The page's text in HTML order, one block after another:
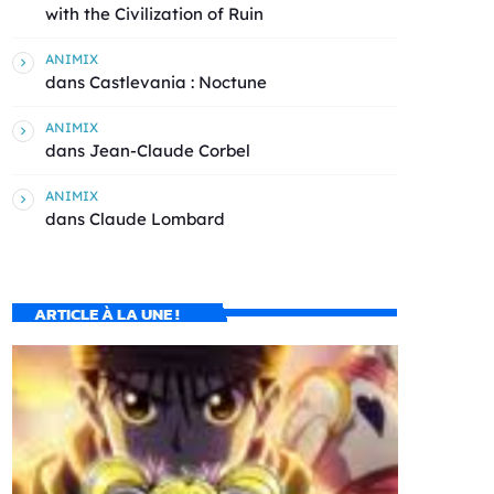
with the Civilization of Ruin
ANIMIX
dans Castlevania : Noctune
ANIMIX
dans Jean-Claude Corbel
ANIMIX
dans Claude Lombard
ARTICLE À LA UNE !